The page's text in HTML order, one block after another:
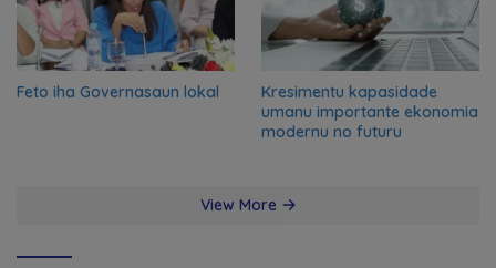
Feto iha Governasaun lokal
Kresimentu kapasidade
umanu importante ekonomia
modernu no futuru
View More